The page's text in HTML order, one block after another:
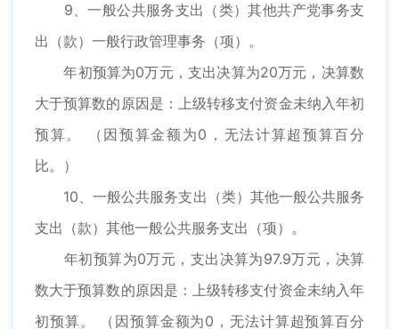
9、一般公共服务支出（类）其他共产党事务支
出（款）一般行政管理事务（项）。
年初预算为0万元，支出决算为20万元，决算数
大于预算数的原因是：上级转移支付资金未纳入年初
预算。 （因预算金额为0，无法计算超预算百分
比。）
10、一般公共服务支出（类）其他一般公共服务
支出（款）其他一般公共服务支出（项）。
年初预算为0万元，支出决算为97.9万元，决算
数大于预算数的原因是：上级转移支付资金未纳入年
初预算。 （因预算金额为0，无法计算超预算百分